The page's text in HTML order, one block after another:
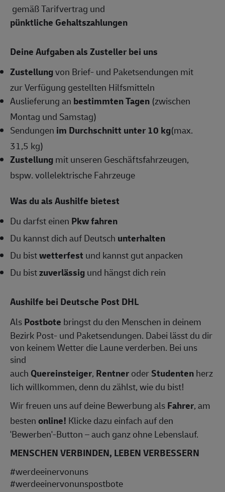
gemäß Tarifvertrag und
pünktliche Gehaltszahlungen
Deine Aufgaben als Zusteller bei uns
Zustellungvon Brief- und Paketsendungen mit
zur Verfügung gestellten Hilfsmitteln
Auslieferung an bestimmten Tagen (zwischen
Montag und Samstag)
Sendungen im Durchschnitt unter 10 kg(max.
31,5 kg)
Zustellungmit unseren Geschäftsfahrzeugen,
bspw. vollelektrische Fahrzeuge
Was du als Aushilfe bietest
Du darfst einen Pkw fahren
Du kannst dich auf Deutsch unterhalten
Du bistwetterfest und kannst gut anpacken
Du bistzuverlässigund hängst dich rein
Aushilfe bei Deutsche Post DHL
AlsPostbote bringst du den Menschen in deinem
Bezirk Post- und Paketsendungen. Dabei lässt du dir
von keinem Wetter die Laune verderben. Bei uns
sind
auch Quereinsteiger, RentneroderStudentenherz
lich willkommen, denn du zählst, wie du bist!
Wir freuen uns auf deine Bewerbung alsFahrer, am
bestenonline! Klicke dazu einfach auf den
'Bewerben'-Button – auch ganz ohne Lebenslauf.
MENSCHEN VERBINDEN, LEBEN VERBESSERN
#werdeeinervonuns
#werdeeinervonunspostbote